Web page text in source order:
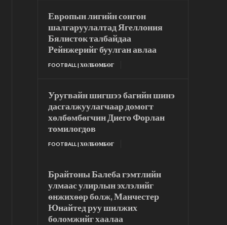
Европын лигийн сонгон
шалгаруулалтад Ягеллония
Бялисток талбайдаа
Рейнжерийг буулган авлаа
FOOTBALL | ХӨЛБӨМБӨГ
Уругвайн шигшээ багийн шинэ
дасгалжуулагчаар домогт
хөлбөмбөгчин Диего Форлан
томилогдов
FOOTBALL | ХӨЛБӨМБӨГ
Брайтоны Балеба гэмтлийн
улмаас улирлын эхлэлийг
өнжихөөр болж, Манчестер
Юнайтед руу шилжих
боломжийг хаалаа